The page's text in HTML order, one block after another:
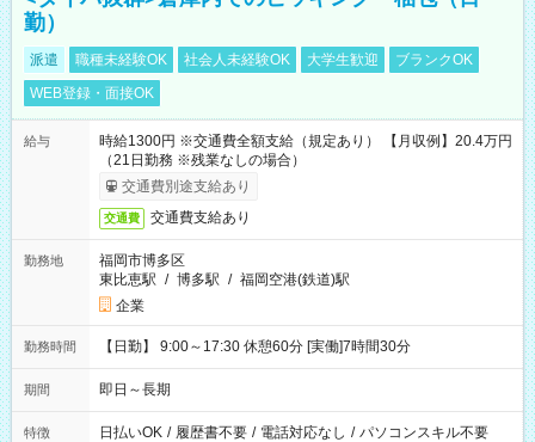
勤）
派遣 職種未経験OK 社会人未経験OK 大学生歓迎
ブランクOK
WEB登録・面接OK
給与
時給1300円 ※交通費全額支給（規定あり） 【月収例】20.4万円
（21日勤務 ※残業なしの場合）
交通費別途支給あり
交通費 交通費支給あり
勤務地
福岡市博多区
東比恵駅 / 博多駅 / 福岡空港(鉄道)駅
企業
勤務時間 【日勤】 9:00～17:30 休憩60分 [実働]7時間30分
期間 即日～長期
特徴 日払いOK / 履歴書不要 / 電話対応なし / パソコンスキル不要